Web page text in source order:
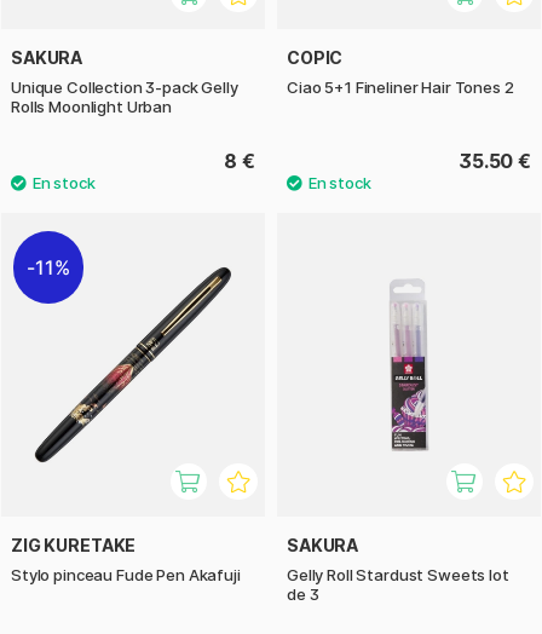
SAKURA
Unique Collection 3-pack Gelly
Rolls Moonlight Urban
8 €
COPIC
Ciao 5+1 Fineliner Hair Tones 2
35.50 €
11%
ZIG KURETAKE
Stylo pinceau Fude Pen Akafuji
SAKURA
Gelly Roll Stardust Sweets lot
de 3